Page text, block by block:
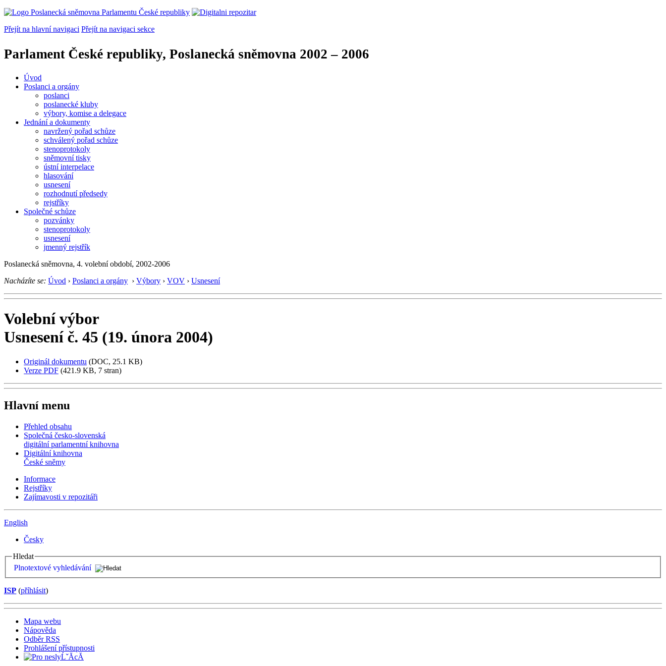
Přejít na hlavní navigaci Přejít na navigaci sekce
Parlament České republiky, Poslanecká sněmovna 2002 – 2006
Úvod
Poslanci a orgány
poslanci
poslanecké kluby
výbory, komise a delegace
Jednání a dokumenty
navržený pořad schůze
schválený pořad schůze
stenoprotokoly
sněmovní tisky
ústní interpelace
hlasování
usnesení
rozhodnutí předsedy
rejstříky
Společné schůze
pozvánky
stenoprotokoly
usnesení
jmenný rejstřík
Poslanecká sněmovna, 4. volební období, 2002-2006
Nacházíte se: Úvod › Poslanci a orgány › Výbory › VOV › Usnesení
Volební výbor
Usnesení č. 45 (19. února 2004)
Originál dokumentu (DOC, 25.1 KB)
Verze PDF (421.9 KB, 7 stran)
Hlavní menu
Přehled obsahu
Společná česko-slovenská
digitální parlamentní knihovna
Digitální knihovna
České sněmy
Informace
Rejstříky
Zajímavosti v repozitáři
English
Česky
Hledat
Plnotextové vyhledávání
ISP (příhlásit)
Mapa webu
Nápověda
Odběr RSS
Prohlášení přístupnosti